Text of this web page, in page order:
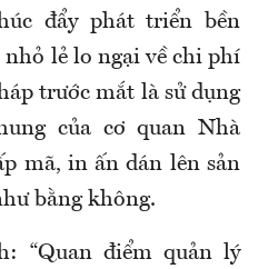
đẩy phát triển bền
lẻ lo ngại về chi phí
trước mắt là sử dụng
của cơ quan Nhà
mã, in ấn dán lên sản
bằng không.
“Quan điểm quản lý